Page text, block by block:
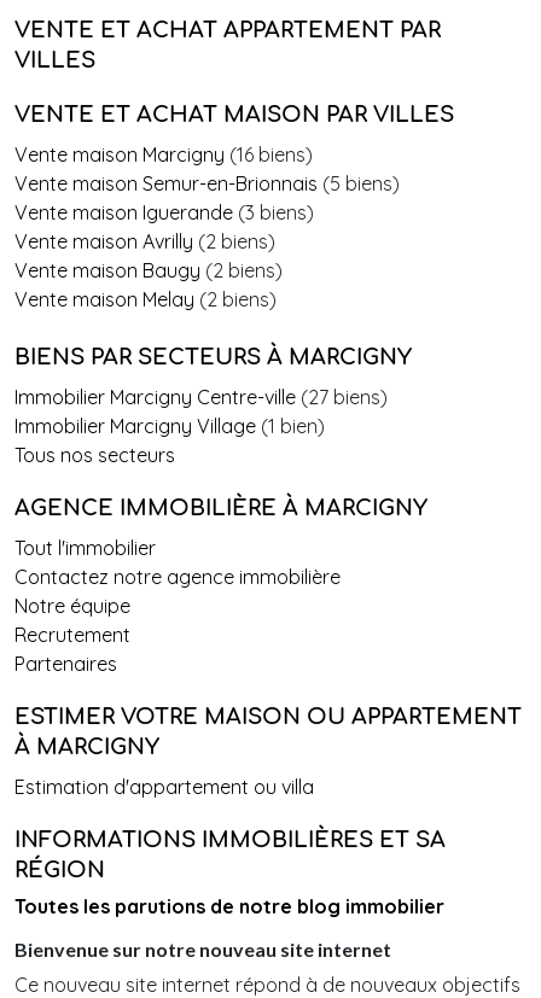
VENTE ET ACHAT APPARTEMENT PAR
VILLES
VENTE ET ACHAT MAISON PAR VILLES
Vente maison Marcigny (16 biens)
Vente maison Semur-en-Brionnais (5 biens)
Vente maison Iguerande (3 biens)
Vente maison Avrilly (2 biens)
Vente maison Baugy (2 biens)
Vente maison Melay (2 biens)
BIENS PAR SECTEURS À MARCIGNY
Immobilier Marcigny Centre-ville (27 biens)
Immobilier Marcigny Village (1 bien)
Tous nos secteurs
AGENCE IMMOBILIÈRE À MARCIGNY
Tout l'immobilier
Contactez notre agence immobilière
Notre équipe
Recrutement
Partenaires
ESTIMER VOTRE MAISON OU APPARTEMENT
À MARCIGNY
Estimation d'appartement ou villa
INFORMATIONS IMMOBILIÈRES ET SA
RÉGION
Toutes les parutions de notre blog immobilier
Bienvenue sur notre nouveau site internet
Ce nouveau site internet répond à de nouveaux objectifs